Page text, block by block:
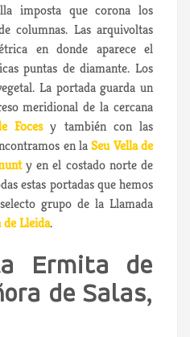
imposta que corona los
columnas. Las arquivoltas
en donde aparece el
puntas de diamante. Los
La portada guarda un
meridional de la cercana
Focesy también con las
en laSeu Vella de
y en el costado norte de
estas portadas que hemos
grupo de la Llamada
de Lleida.
Ermita de
de Salas,